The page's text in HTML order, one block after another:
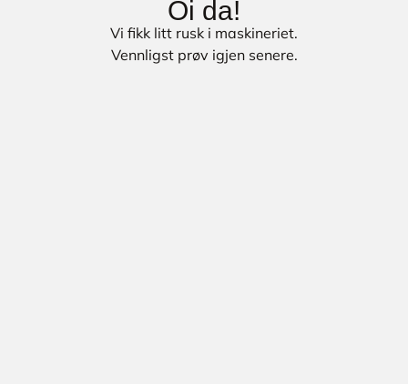
Oi da!
Vi fikk litt rusk i maskineriet.
Vennligst prøv igjen senere.